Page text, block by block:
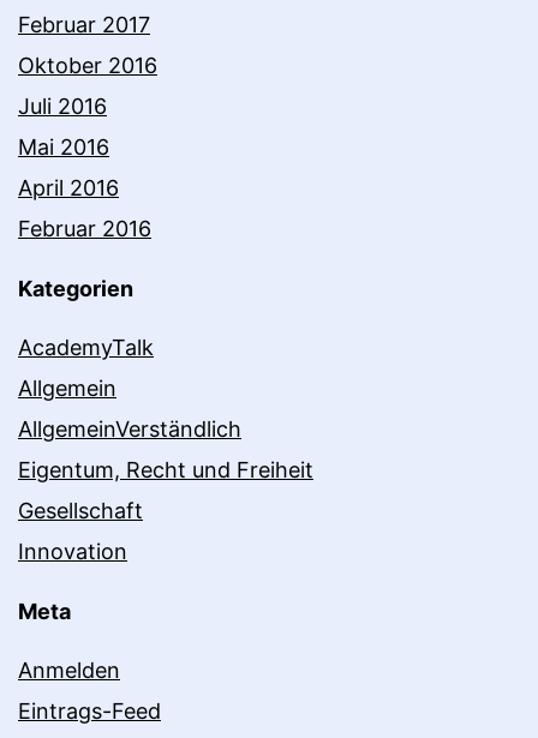
Februar 2017
Oktober 2016
Juli 2016
Mai 2016
April 2016
Februar 2016
Kategorien
AcademyTalk
Allgemein
AllgemeinVerständlich
Eigentum, Recht und Freiheit
Gesellschaft
Innovation
Meta
Anmelden
Eintrags-Feed